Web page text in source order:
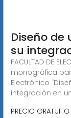
Diseño de
su
FACULTAD DE
monográfica
Electrónico
integración en
PRECIO GRATUITO